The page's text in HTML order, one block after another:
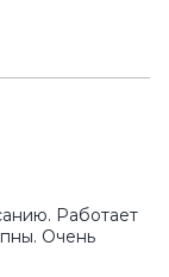
Работает
Очень